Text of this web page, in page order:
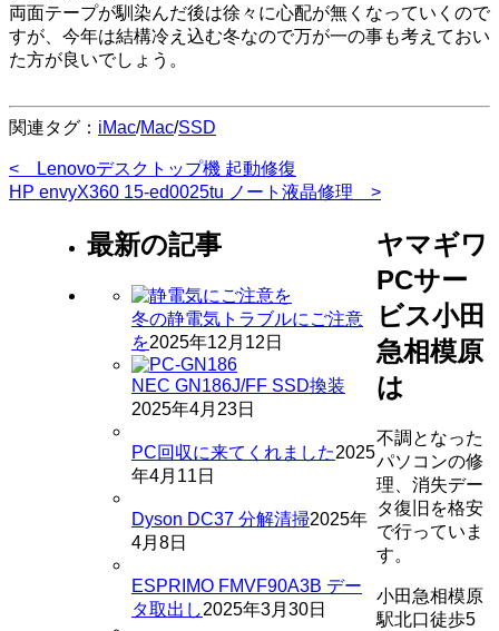
両面テープが馴染んだ後は徐々に心配が無くなっていくので
すが、今年は結構冷え込む冬なので万が一の事も考えておい
た方が良いでしょう。
関連タグ： iMac/Mac/SSD
投
稿
< Lenovoデスクトップ機 起動修復
HP envyX360 15-ed0025tu ノート液晶修理 >
最新の記事
冬の静電気トラブルにご注意
を2025年12月12日
NEC GN186J/FF SSD換装
2025年4月23日
PC回収に来てくれました2025
年4月11日
Dyson DC37 分解清掃2025年
4月8日
ESPRIMO FMVF90A3B デー
タ取出し2025年3月30日
ヤマギワ
PCサー
ビス小田
急相模原
は
不調となった
パソコンの修
理、消失デー
タ復旧を格安
で行っていま
す。
小田急相模原
駅北口徒歩5